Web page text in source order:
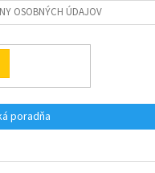
OSOBNÝCH ÚDAJOV
poradňa